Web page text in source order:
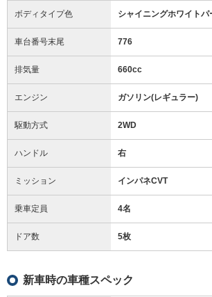
ボディタイプ色 シャイニングホワイトパ
車台番号末尾 776
排気量 660cc
エンジン ガソリン(レギュラー)
駆動方式 2WD
ハンドル 右
ミッション インパネCVT
乗車定員 4名
ドア数 5枚
新車時の車種スペック